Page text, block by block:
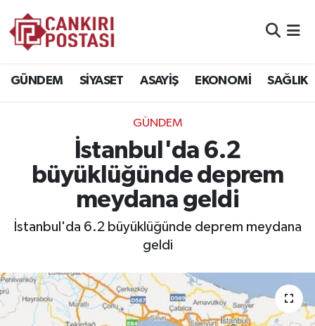
GÜNDEM SİYASET ASAYİŞ EKONOMİ SAĞLIK
GÜNDEM
İstanbul'da 6.2
büyüklüğünde deprem
meydana geldi
İstanbul'da 6.2 büyüklüğünde deprem meydana
geldi
EKONOMİ
SAĞLIK
SPOR
YAŞAM
Trafik Durumu
Süper Lig Puan Durumu ve Fikstür
Tüm Manşetler
Haber Arşivi